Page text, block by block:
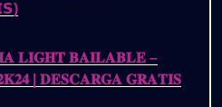
𝐋𝐈𝐆𝐇𝐓 𝐁𝐀𝐈𝐋𝐀𝐁𝐋𝐄 –
| 𝐃𝐄𝐒𝐂𝐀𝐑𝐆𝐀 𝐆𝐑𝐀𝐓𝐈𝐒